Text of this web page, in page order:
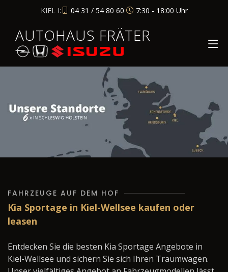
KIEL I: 04 31 / 54 80 60 7:30 - 18:00 Uhr
AUTOHAUS FRÄTER
FAHRZEUGE AUF DEM HOF
Kia Sportage in Kiel-Wellsee kaufen oder
leasen
Entdecken Sie die besten Kia Sportage Angebote in
Kiel-Wellsee und sichern Sie sich Ihren Traumwagen.